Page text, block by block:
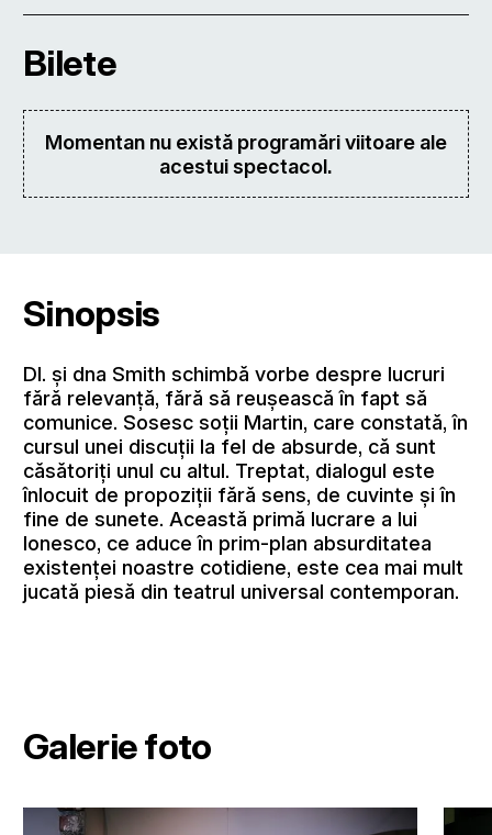
Bilete
Momentan nu există programări viitoare ale
acestui spectacol.
Sinopsis
Dl. şi dna Smith schimbă vorbe despre lucruri
fără relevanţă, fără să reuşească în fapt să
comunice. Sosesc soţii Martin, care constată, în
cursul unei discuţii la fel de absurde, că sunt
căsătoriţi unul cu altul. Treptat, dialogul este
înlocuit de propoziţii fără sens, de cuvinte şi în
fine de sunete. Această primă lucrare a lui
Ionesco, ce aduce în prim-plan absurditatea
existenţei noastre cotidiene, este cea mai mult
jucată piesă din teatrul universal contemporan.
Galerie foto